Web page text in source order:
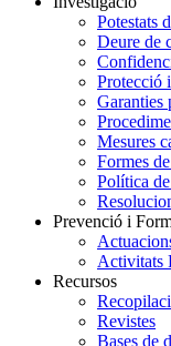
Potestats
Deure de
Protecció
Garanties
Mesures
Formes
Política
Prevenció i
Activitats
Recursos
Revistes
Bases de